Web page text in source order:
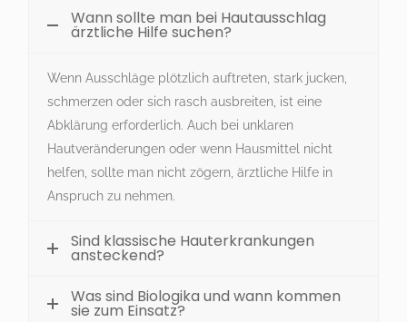
Wann sollte man bei Hautausschlag
ärztliche Hilfe suchen?
Wenn Ausschläge plötzlich auftreten, stark jucken,
schmerzen oder sich rasch ausbreiten, ist eine
Abklärung erforderlich. Auch bei unklaren
Hautveränderungen oder wenn Hausmittel nicht
helfen, sollte man nicht zögern, ärztliche Hilfe in
Anspruch zu nehmen.
Sind klassische Hauterkrankungen
ansteckend?
Was sind Biologika und wann kommen
sie zum Einsatz?